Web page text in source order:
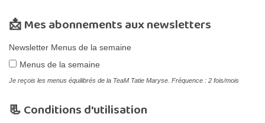
📩 Mes abonnements aux newsletters
Newsletter Menus de la semaine
Menus de la semaine
Je reçois les menus équilibrés de la TeaM Tatie Maryse. Fréquence : 2 fois/mois
📃 Conditions d'utilisation